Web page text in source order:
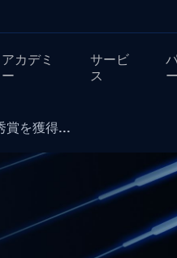
アカデミ
ー
サービ
ス
ー
賞を獲得...